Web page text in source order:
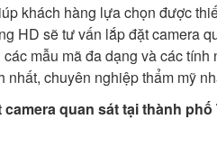
khách hàng lựa chọn được
HD sẽ tư vấn lắp đặt camera
mẫu mã đa dạng và các
nhất, chuyên nghiệp thẩm mỹ
quan sát tại thành